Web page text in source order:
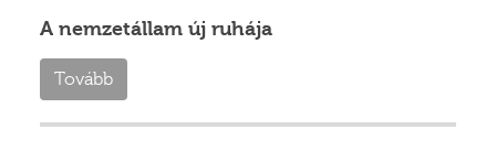
A nemzetállam új ruhája
Tovább